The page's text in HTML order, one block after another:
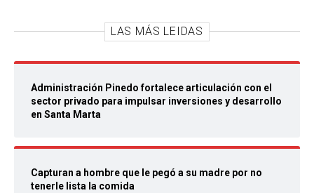
LAS MÁS LEIDAS
Administración Pinedo fortalece articulación con el
sector privado para impulsar inversiones y desarrollo
en Santa Marta
Capturan a hombre que le pegó a su madre por no
tenerle lista la comida